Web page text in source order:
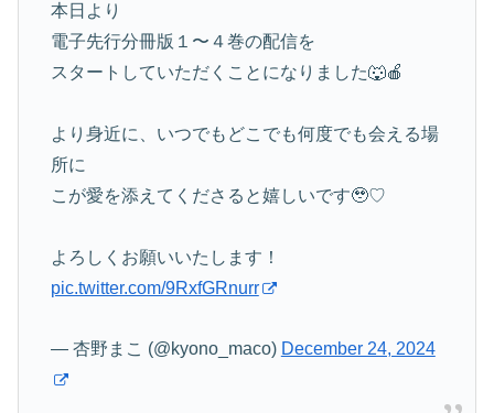
本日より
電子先行分冊版１〜４巻の配信を
スタートしていただくことになりました🐺🍎
より身近に、いつでもどこでも何度でも会える場
所に
こが愛を添えてくださると嬉しいです🥹♡
よろしくお願いいたします！
pic.twitter.com/9RxfGRnurr
— 杏野まこ (@kyono_maco) December 24, 2024